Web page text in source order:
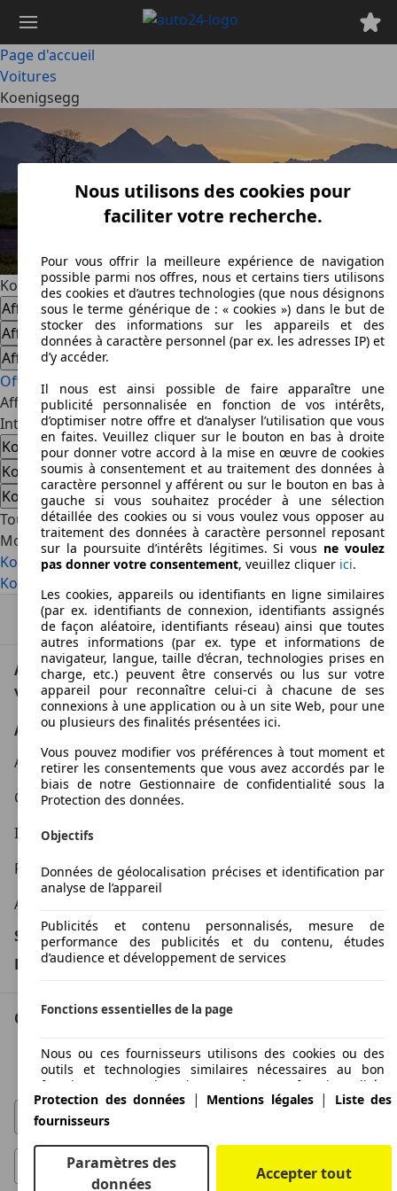
contenu
principal
Page d'accueil
Voitures
Koenigsegg
Koenigsegg
Afficher les offres
Afficher les offres
Afficher les offres
Offres à la une
Tous les modèles
Afficher plus
Intéressé par l'Koenigsegg
Koenigsegg voiture d'occasion
Koenigsegg nouvelle voiture
Koenigsegg offres concessionnaire
Tous les modèles, tous les designs
Modèles
Koenigsegg Jesko
Koenigsegg One:1
Haut
AutoScout24: la plus grande plateforme en ligne de
voitures en Europe
AutoScout24
A propos d'AutoScout24
Conditions d'utilisation
Informations légales
Protection des données
Accessibility Statement
Service
Espace Pro
Contact
AutoScout24 pour iOS
AutoScout24 pour Android
Nous utilisons des cookies pour
faciliter votre recherche.
Pour vous offrir la meilleure expérience de navigation
possible parmi nos offres, nous et certains tiers utilisons
des cookies et d’autres technologies (que nous désignons
sous le terme générique de : « cookies ») dans le but de
stocker des informations sur les appareils et des
données à caractère personnel (par ex. les adresses IP) et
d’y accéder.
Il nous est ainsi possible de faire apparaître une
publicité personnalisée en fonction de vos intérêts,
d’optimiser notre offre et d’analyser l’utilisation que vous
en faites. Veuillez cliquer sur le bouton en bas à droite
pour donner votre accord à la mise en œuvre de cookies
soumis à consentement et au traitement des données à
caractère personnel y afférent ou sur le bouton en bas à
gauche si vous souhaitez procéder à une sélection
détaillée des cookies ou si vous voulez vous opposer au
traitement des données à caractère personnel reposant
sur la poursuite d’intérêts légitimes. Si vous ne voulez
pas donner votre consentement, veuillez cliquer ici.
Les cookies, appareils ou identifiants en ligne similaires
(par ex. identifiants de connexion, identifiants assignés
de façon aléatoire, identifiants réseau) ainsi que toutes
autres informations (par ex. type et informations de
navigateur, langue, taille d’écran, technologies prises en
charge, etc.) peuvent être conservés ou lus sur votre
appareil pour reconnaître celui-ci à chacune de ses
connexions à une application ou à un site Web, pour une
ou plusieurs des finalités présentées ici.
Vous pouvez modifier vos préférences à tout moment et
retirer les consentements que vous avez accordés par le
biais de notre Gestionnaire de confidentialité sous la
Protection des données.
Objectifs
Données de géolocalisation précises et identification par
analyse de l’appareil
Publicités et contenu personnalisés, mesure de
performance des publicités et du contenu, études
d’audience et développement de services
Fonctions essentielles de la page
Nous ou ces fournisseurs utilisons des cookies ou des
outils et technologies similaires nécessaires au bon
fonctionnement du site et à ses fonctionnalités
essentielles. Ils sont généralement utilisés en réponse à
l'activité de l'utilisateur pour activer des fonctions
informations de connexion ou des préférences de
confidentialité. L'utilisation de ces cookies ou
technologies similaires ne peut généralement pas être
Protection des données | Mentions légales|
Liste des
fournisseurs
Paramètres des
données
Accepter tout